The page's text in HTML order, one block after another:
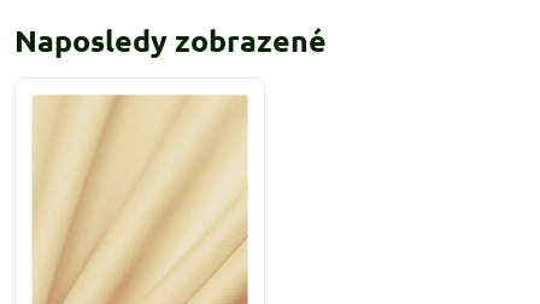
Naposledy zobrazené